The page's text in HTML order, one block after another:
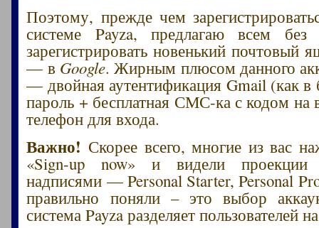
Поэтому, прежде чем
системе Payza, предлагаю всем
зарегистрировать новенький почтовый
— в Google. Жирным плюсом данного
— двойная аутентификация Gmail (как в
пароль + бесплатная СМС-ка с кодом
телефон для входа.
Важно! Скорее всего, многие из вас
«Sign-up now» и видели проекции
надписями — Personal Starter, Personal
правильно поняли – это выбор
система Payza разделяет пользователей